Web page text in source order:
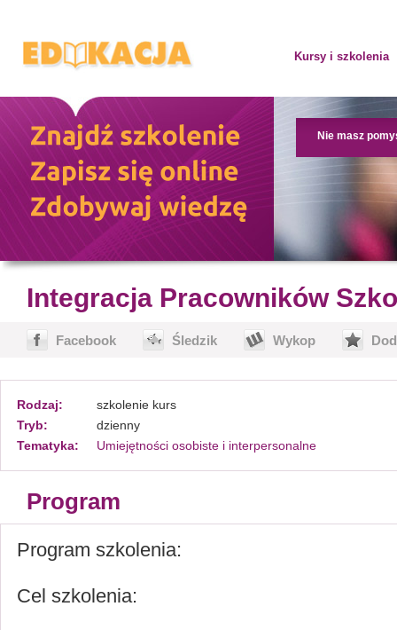
Kursy i szkolenia
Nie masz
Integracja Pracowników
Facebook Śledzik Wykop
Rodzaj:
szkolenie kurs
Tryb:
dzienny
Tematyka:
Umiejętności osobiste i interpersonalne
Program
Program szkolenia:
Cel szkolenia: